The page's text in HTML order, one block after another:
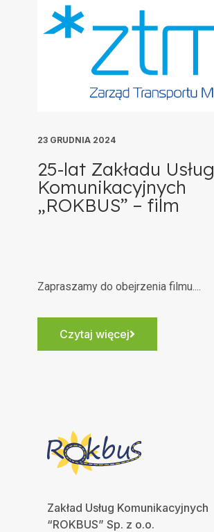
23 GRUDNIA 2024
25-lat Zakładu Usług
Komunikacyjnych
„ROKBUS” – film
Zapraszamy do obejrzenia filmu....
Czytaj więcej
Zakład Usług Komunikacyjnych
“ROKBUS” Sp. z o.o.